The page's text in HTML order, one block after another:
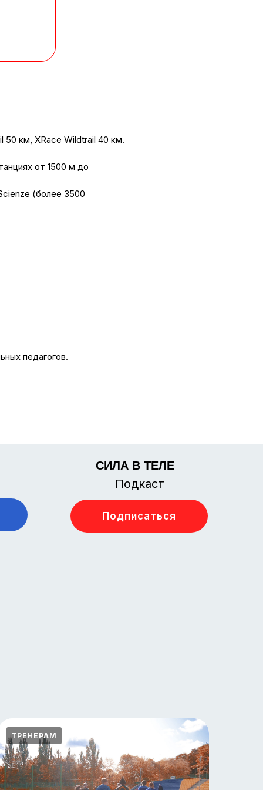
км, XRace Wildtrail 40 км.
от 1500 м до
(более 3500
педагогов.
СИЛА В ТЕЛЕ
Подкаст
Подписаться
контент. Подписывайтесь!
ТРЕНЕРАМ